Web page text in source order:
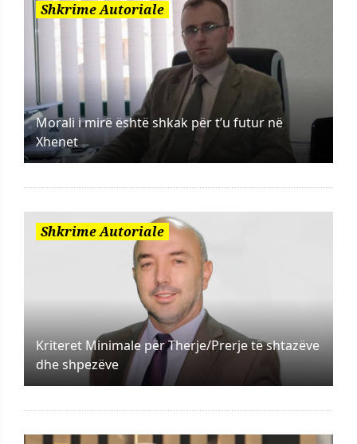
Shkrime Autoriale
Morali i mirë është shkak për t’u futur në
Xhenet
Shkrime Autoriale
Kriteret Minimale për Therje/Prerje të shtazëve
dhe shpezëve